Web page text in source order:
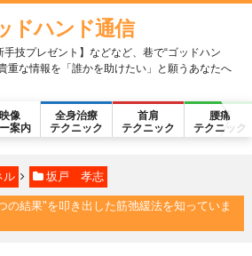
ドハンド通信
手技プレゼント】などなど、巷で“ゴッドハン
重な情報を「誰かを助けたい」と願うあなたへ
像
案内
全身治療
テクニック
首肩
テクニック
腰痛
テクニック
ル 坂戸 孝志
の結果"を叩き出した筋弛緩法を知っていま